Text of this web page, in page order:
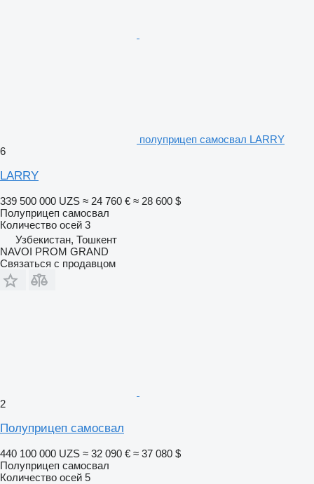
полуприцеп самосвал LARRY
6
LARRY
339 500 000 UZS ≈ 24 760 € ≈ 28 600 $
Полуприцеп самосвал
Количество осей 3
Узбекистан, Тошкент
NAVOI PROM GRAND
Связаться с продавцом
2
Полуприцеп самосвал
440 100 000 UZS ≈ 32 090 € ≈ 37 080 $
Полуприцеп самосвал
Количество осей 5